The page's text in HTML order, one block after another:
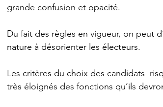
grande confusion et opacité.
Du fait des règles en vigueur, on peut
nature à désorienter les électeurs.
Les critères du choix des candidats
très éloignés des fonctions qu’ils